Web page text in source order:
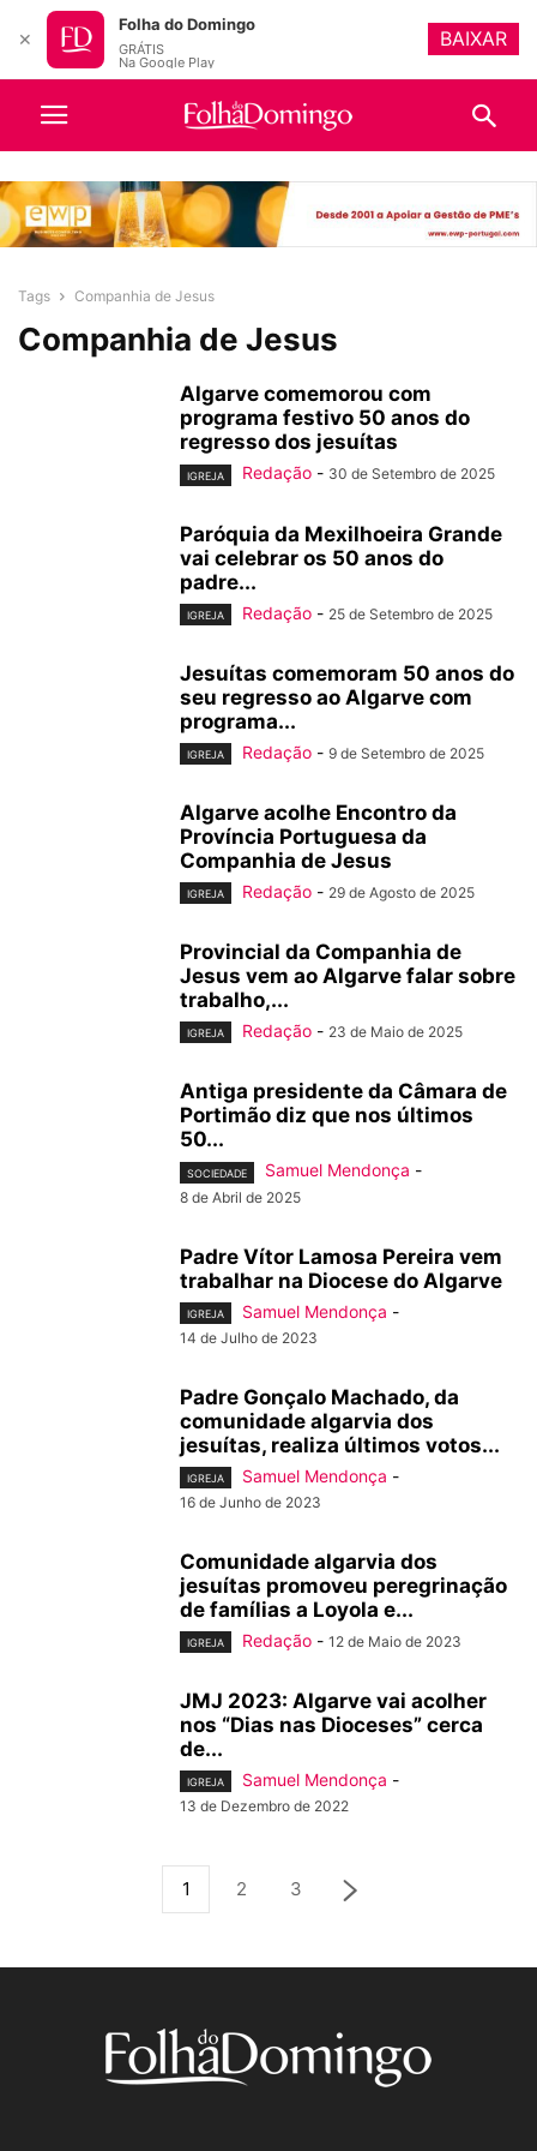
Tags Companhia de Jesus
Companhia de Jesus
Algarve comemorou com
programa festivo 50 anos do
regresso dos jesuítas
IGREJA Redação - 30 de Setembro de 2025
Paróquia da Mexilhoeira Grande
vai celebrar os 50 anos do
padre...
IGREJA Redação - 25 de Setembro de 2025
Jesuítas comemoram 50 anos do
seu regresso ao Algarve com
programa...
IGREJA Redação - 9 de Setembro de 2025
Algarve acolhe Encontro da
Província Portuguesa da
Companhia de Jesus
IGREJA Redação - 29 de Agosto de 2025
Provincial da Companhia de
Jesus vem ao Algarve falar sobre
trabalho,...
IGREJA Redação - 23 de Maio de 2025
Antiga presidente da Câmara de
Portimão diz que nos últimos
50...
SOCIEDADE Samuel Mendonça -
8 de Abril de 2025
Padre Vítor Lamosa Pereira vem
trabalhar na Diocese do Algarve
IGREJA Samuel Mendonça -
14 de Julho de 2023
Padre Gonçalo Machado, da
comunidade algarvia dos
jesuítas, realiza últimos votos...
IGREJA Samuel Mendonça -
16 de Junho de 2023
Comunidade algarvia dos
jesuítas promoveu peregrinação
de famílias a Loyola e...
IGREJA Redação - 12 de Maio de 2023
JMJ 2023: Algarve vai acolher
nos “Dias nas Dioceses” cerca
de...
IGREJA Samuel Mendonça -
13 de Dezembro de 2022
1 2 3
✕
Folha do Domingo
GRÁTIS
Na Google Play
BAIXAR